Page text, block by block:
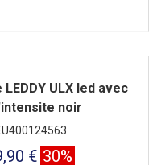
LEDDY ULX led avec
noir
€ 30%